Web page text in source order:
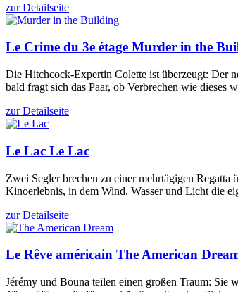
zur Detailseite
Le Crime du 3e étage Murder in the
Die Hitchcock-Expertin Colette ist überzeugt: Der
bald fragt sich das Paar, ob Verbrechen wie dieses
zur Detailseite
Le Lac Le Lac
Zwei Segler brechen zu einer mehrtägigen
Kinoerlebnis, in dem Wind, Wasser und Licht die
zur Detailseite
Le Rêve américain The American
Jérémy und Bouna teilen einen großen Traum: